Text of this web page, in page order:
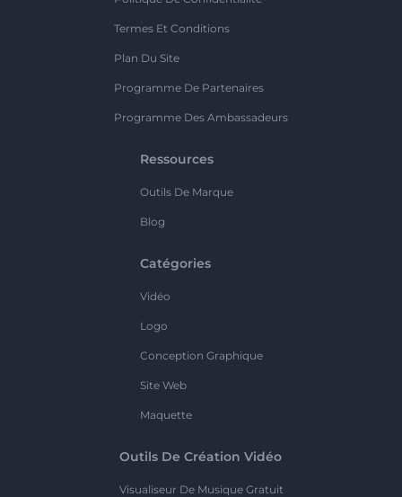
Termes Et Conditions
Plan Du Site
Programme De Partenaires
Programme Des Ambassadeurs
Ressources
Outils De Marque
Blog
Catégories
Vidéo
Logo
Conception Graphique
Site Web
Maquette
Outils De Création Vidéo
Visualiseur De Musique Gratuit